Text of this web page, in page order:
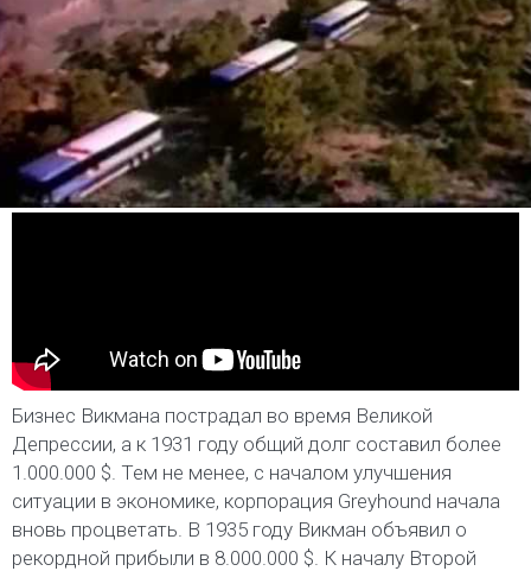
Бизнес Викмана пострадал во время Великой
Депрессии, а к 1931 году общий долг составил более
1.000.000 $. Тем не менее, с началом улучшения
ситуации в экономике, корпорация Greyhound начала
вновь процветать. В 1935 году Викман объявил о
рекордной прибыли в 8.000.000 $. К началу Второй